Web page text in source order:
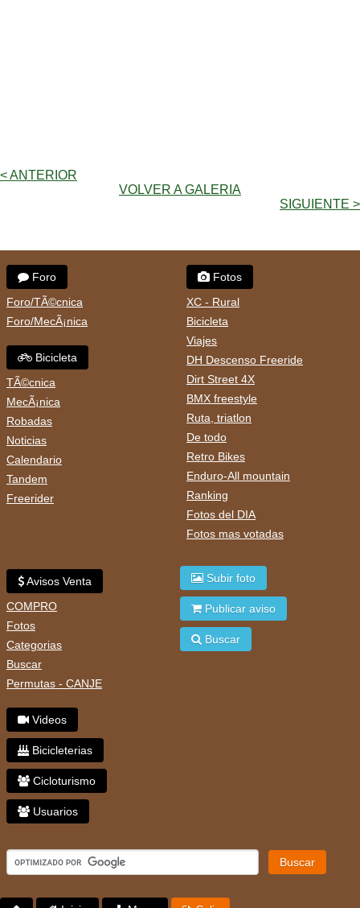
< ANTERIOR
VOLVER A GALERIA
SIGUIENTE >
Foro
Foro/TÃ©cnica
Foro/MecÃ¡nica
Bicicleta
TÃ©cnica
MecÃ¡nica
Robadas
Noticias
Calendario
Tandem
Freerider
Fotos
XC - Rural
Bicicleta
Viajes
DH Descenso Freeride
Dirt Street 4X
BMX freestyle
Ruta, triatlon
De todo
Retro Bikes
Enduro-All mountain
Ranking
Fotos del DIA
Fotos mas votadas
Avisos Venta
COMPRO
Fotos
Categorias
Buscar
Permutas - CANJE
Videos
Bicicleterias
Cicloturismo
Usuarios
Subir foto
Publicar aviso
Buscar
Buscar